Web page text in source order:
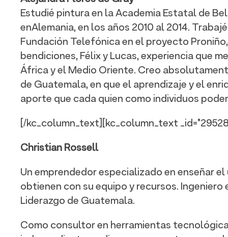
Estudié pintura en la Academia Estatal de
enAlemania, en los años 2010 al 2014.
Fundación Telefónica en el proyecto
bendiciones, Félix y Lucas, experiencia que
África y el Medio Oriente. Creo
de Guatemala, en que el aprendizaje y el
aporte que cada quien como individuos
[/kc_column_text][kc_column_text
Christian Rossell
Un emprendedor especializado en enseñar
obtienen con su equipo y recursos.
Liderazgo de Guatemala.
Como consultor en herramientas